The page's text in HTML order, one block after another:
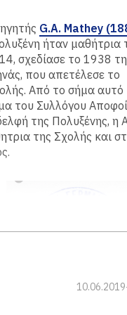
G.A. Mathey
ήταν μαθήτρια
σχεδίασε το 1938
που απετέλεσε το
Από το σήμα αυτό
του Συλλόγου
της Πολυξένης, η
της Σχολής και